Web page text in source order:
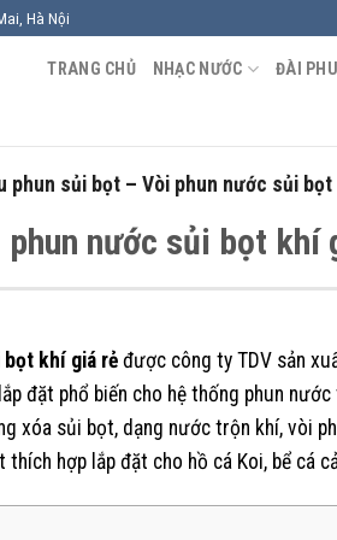
Hà Nội
TRANG CHỦ NHẠC NƯỚC ĐÀI
phun sủi bọt – Vòi phun nước sủi bọt
nước sủi bọt khí
khí giá rẻđược công ty TDV sản
đặt phổ biến cho hệ thống phun
xóa sủi bọt, dạng nước trộn khí, vòi
hợp lắp đặt cho hồ cá Koi, bể cá